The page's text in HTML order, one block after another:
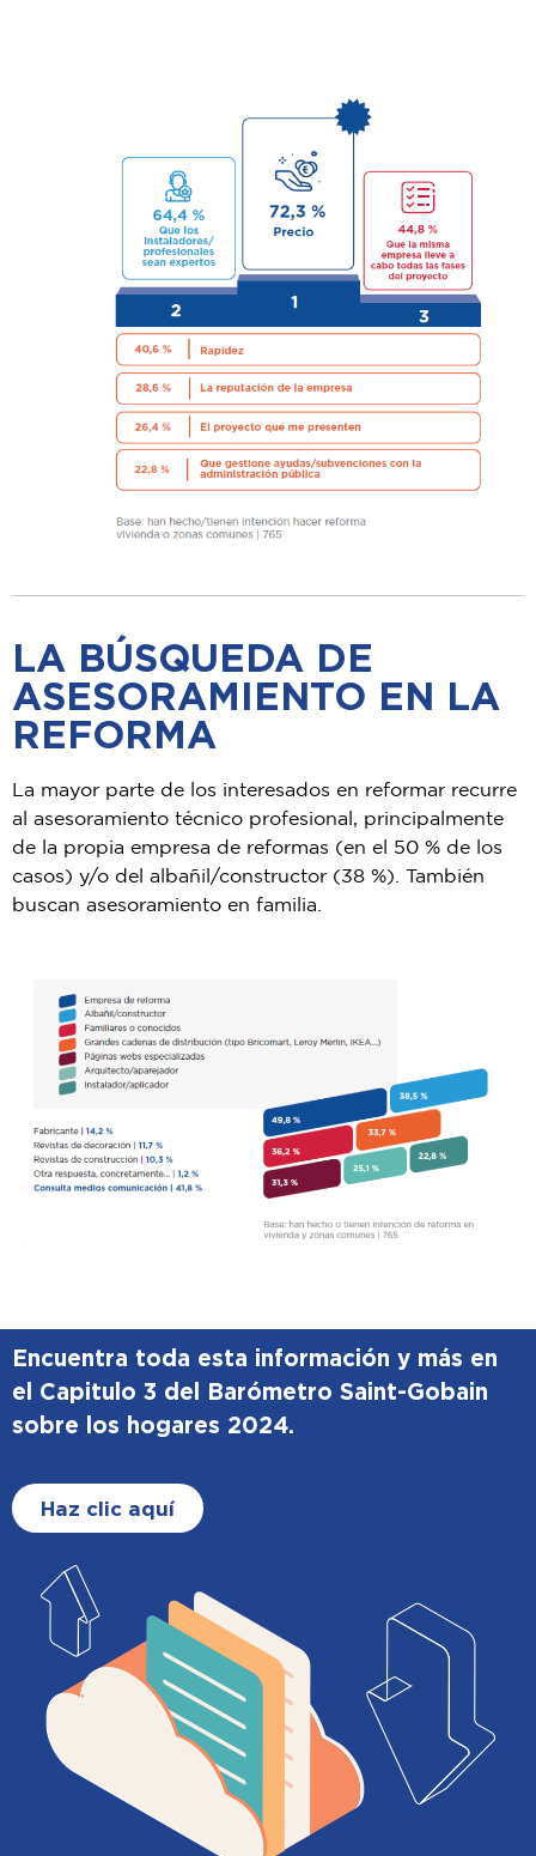
LA BÚSQUEDA DE
ASESORAMIENTO EN LA
REFORMA
La mayor parte de los interesados en reformar recurre
al asesoramiento técnico profesional, principalmente
de la propia empresa de reformas (en el 50 % de los
casos) y/o del albañil/constructor (38 %). También
buscan asesoramiento en familia.
Encuentra toda esta información y más en
el Capitulo 3 del Barómetro Saint-Gobain
sobre los hogares 2024.
Haz clic aquí